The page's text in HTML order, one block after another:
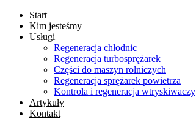
Start
Kim jesteśmy
Usługi
Regeneracja chłodnic
Regeneracja turbosprężarek
Części do maszyn rolniczych
Regeneracja sprężarek powietrza
Kontrola i regeneracja wtryskiwaczy
Artykuły
Kontakt